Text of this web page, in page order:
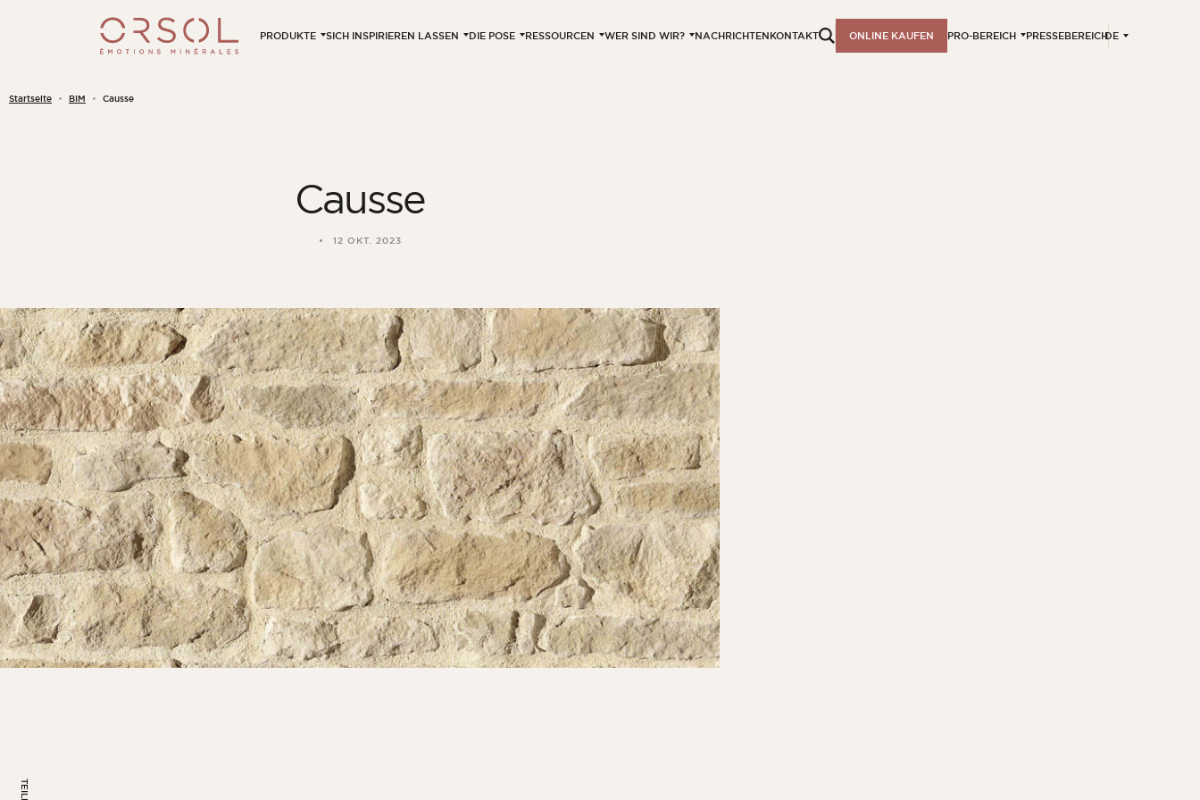
PRODUKTE SICH INSPIRIEREN LASSEN DIE POSE RESSOURCEN WER SIND WIR? NACHRICHTENKONTAKT ONLINE KAUFEN PRO-BEREICH PRESSEBEREICHDE
Startseite BIM Causse
Causse
12 OKT. 2023